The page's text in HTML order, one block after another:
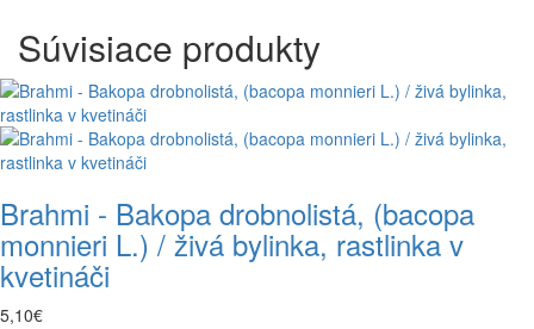
Súvisiace produkty
Brahmi - Bakopa drobnolistá, (bacopa
monnieri L.) / živá bylinka, rastlinka v
kvetináči
5,10€